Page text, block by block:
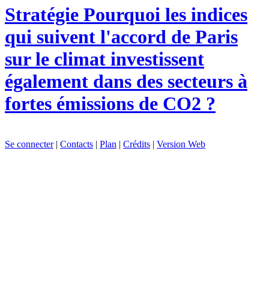
Stratégie Pourquoi les indices
qui suivent l'accord de Paris
sur le climat investissent
également dans des secteurs à
fortes émissions de CO2 ?
Se connecter| Contacts | Plan | Crédits | Version Web